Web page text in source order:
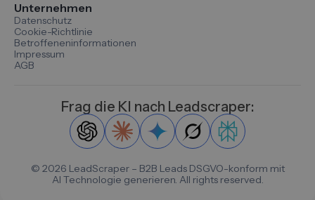
Unternehmen
Datenschutz
Cookie-Richtlinie
Betroffeneninformationen
Impressum
AGB
Frag die KI nach Leadscraper:
© 2026 LeadScraper – B2B Leads DSGVO-konform mit
AI Technologie generieren. All rights reserved.